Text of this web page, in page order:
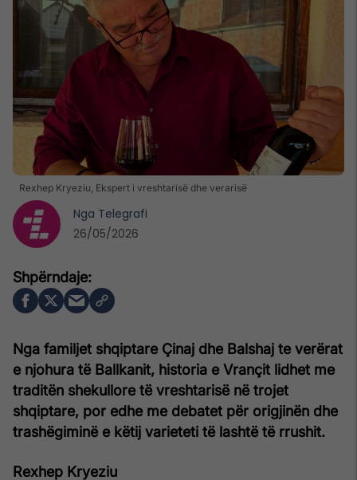
Rexhep Kryeziu, Ekspert i vreshtarisë dhe verarisë
Nga familjet shqiptare Çinaj dhe Balshaj te verërat
e njohura të Ballkanit, historia e Vrançit lidhet me
traditën shekullore të vreshtarisë në trojet
shqiptare, por edhe me debatet për origjinën dhe
trashëgiminë e këtij varieteti të lashtë të rrushit.
Rexhep Kryeziu
Nga Telegrafi
26/05/2026